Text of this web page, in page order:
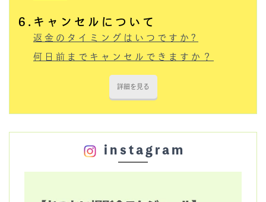
6.キャンセルについて
返金のタイミングはいつですか?
何日前までキャンセルできますか？
詳細を見る
instagram